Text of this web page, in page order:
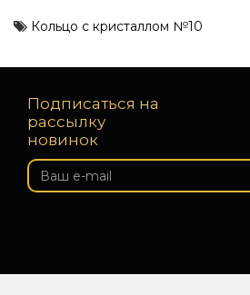
Кольцо с кристаллом №10
Подписаться на
рассылку
новинок